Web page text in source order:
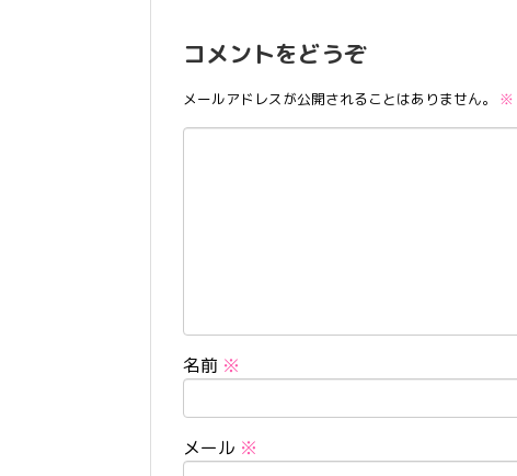
コメントをどうぞ
メールアドレスが公開されることはありません。 ※
名前 ※
メール ※